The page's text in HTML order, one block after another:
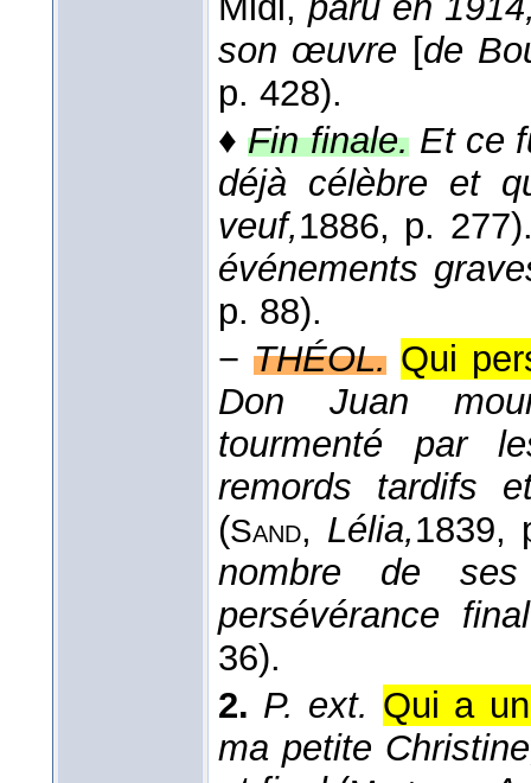
son œuvre [de
p. 428).
♦Fin finale. Et ce
déjà célèbre et
veuf,1886, p.
événements
p. 88).
− THÉOL. Qui
Don Juan
tourmenté par
remords tardifs
(Sand, Lélia,1839,
nombre de
persévérance
36).
2. P. ext. Qui a
ma petite